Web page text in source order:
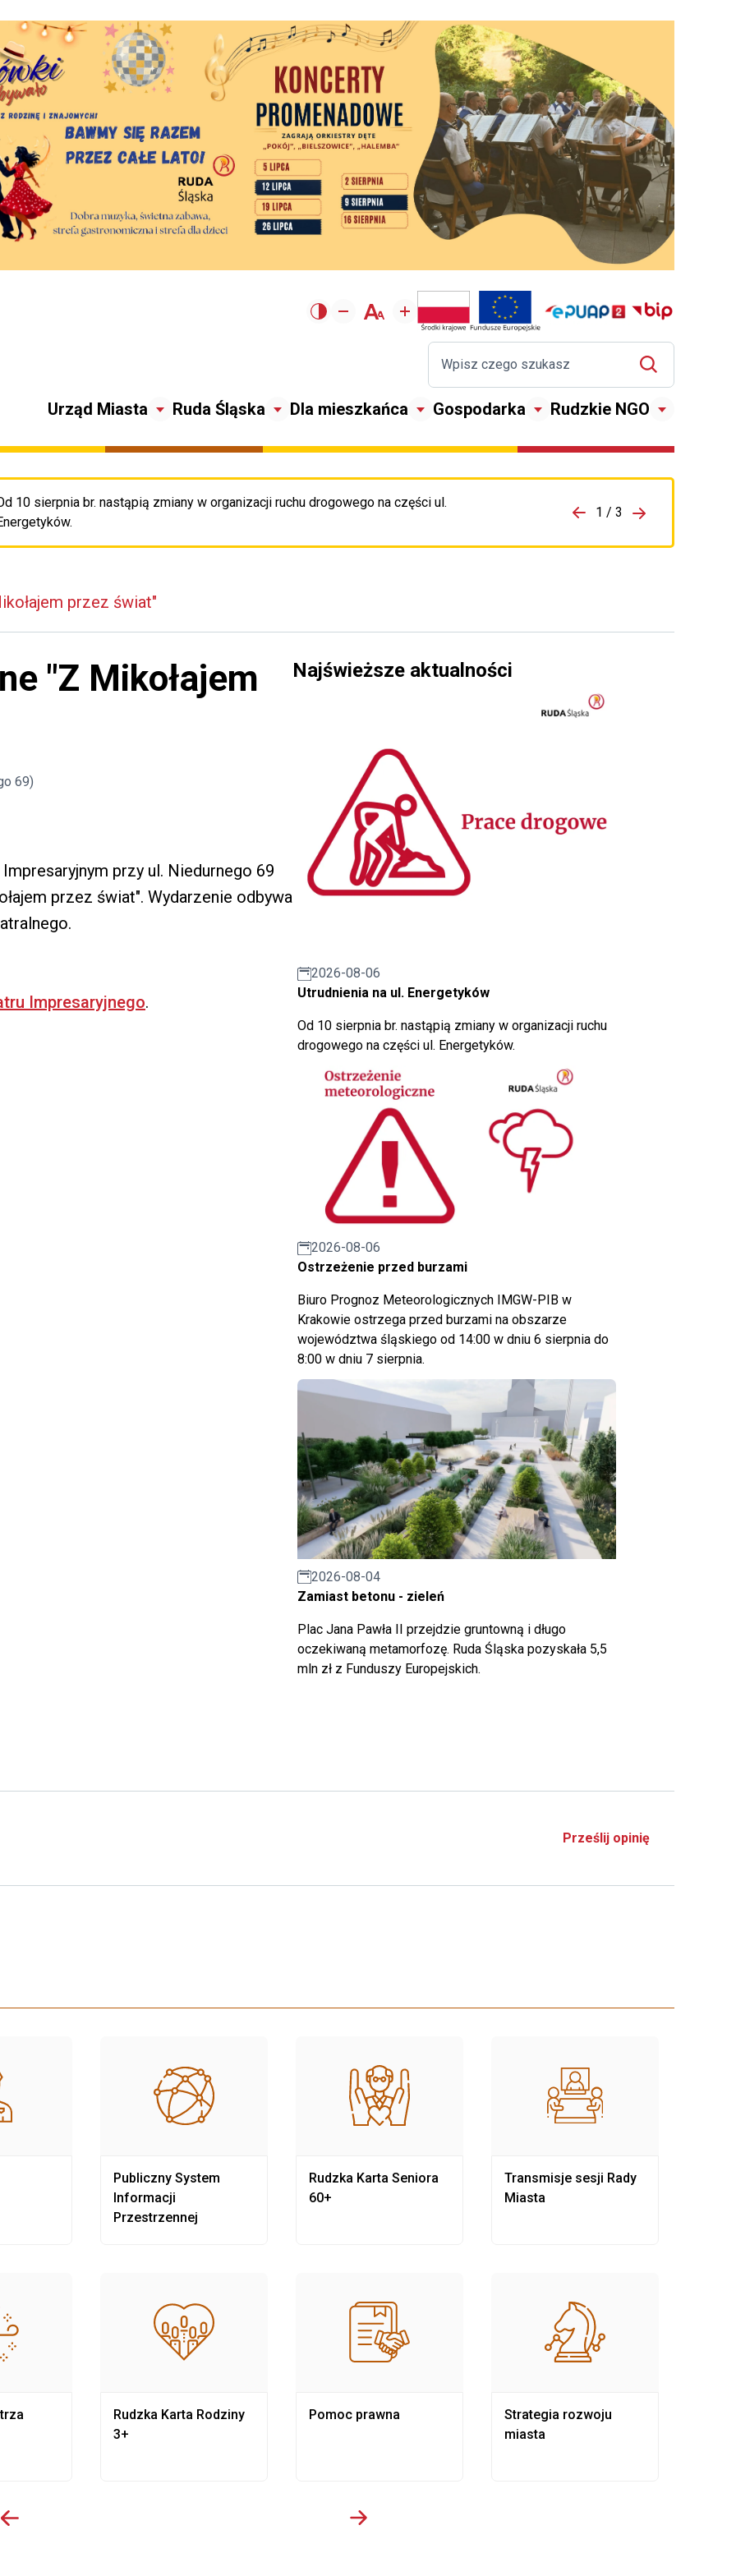
Urząd Miasta Ruda Śląska Dla mieszkańca Gospodarka Rudzkie NGO
10 sierpnia br. nastąpią zmiany w organizacji ruchu drogowego na części ul.Przejdź do porzpedniego komunikatu 1 / 3
Przejdź do
przez świat"
"Z Mikołajem
69)
przy ul. Niedurnego 69
przez świat". Wydarzenie odbywa
Impresaryjnego.
Najświeższe aktualności
2026-08-06
Utrudnienia na ul. Energetyków
Od 10 sierpnia br. nastąpią zmiany w organizacji ruchu
drogowego na części ul. Energetyków.
2026-08-06
Ostrzeżenie przed burzami
Biuro Prognoz Meteorologicznych IMGW-PIB w
Krakowie ostrzega przed burzami na obszarze
województwa śląskiego od 14:00 w dniu 6 sierpnia do
8:00 w dniu 7 sierpnia.
2026-08-04
Zamiast betonu - zieleń
Plac Jana Pawła II przejdzie gruntowną i długo
oczekiwaną metamorfozę. Ruda Śląska pozyskała 5,5
mln zł z Funduszy Europejskich.
Prześlij opinię
Publiczny System
Informacji
Przestrzennej
Rudzka Karta Rodziny
3+
Rudzka Karta Seniora
60+
Pomoc prawna
Transmisje sesji Rady
Miasta
Strategia rozwoju
miasta